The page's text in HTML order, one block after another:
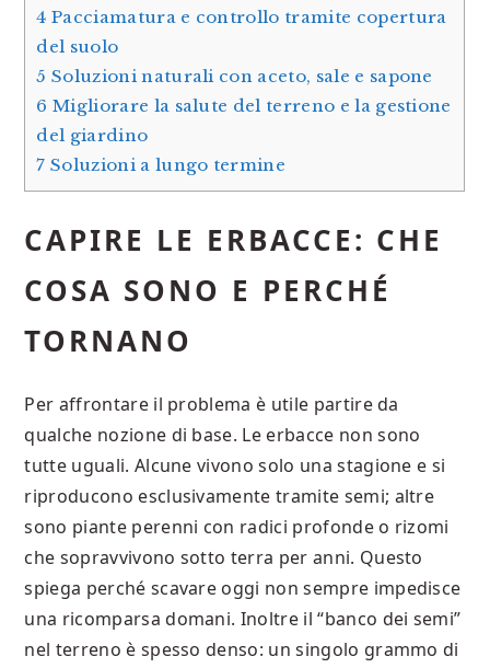
4 Pacciamatura e controllo tramite copertura
del suolo
5 Soluzioni naturali con aceto, sale e sapone
6 Migliorare la salute del terreno e la gestione
del giardino
7 Soluzioni a lungo termine
CAPIRE LE ERBACCE: CHE
COSA SONO E PERCHÉ
TORNANO
Per affrontare il problema è utile partire da
qualche nozione di base. Le erbacce non sono
tutte uguali. Alcune vivono solo una stagione e si
riproducono esclusivamente tramite semi; altre
sono piante perenni con radici profonde o rizomi
che sopravvivono sotto terra per anni. Questo
spiega perché scavare oggi non sempre impedisce
una ricomparsa domani. Inoltre il “banco dei semi”
nel terreno è spesso denso: un singolo grammo di